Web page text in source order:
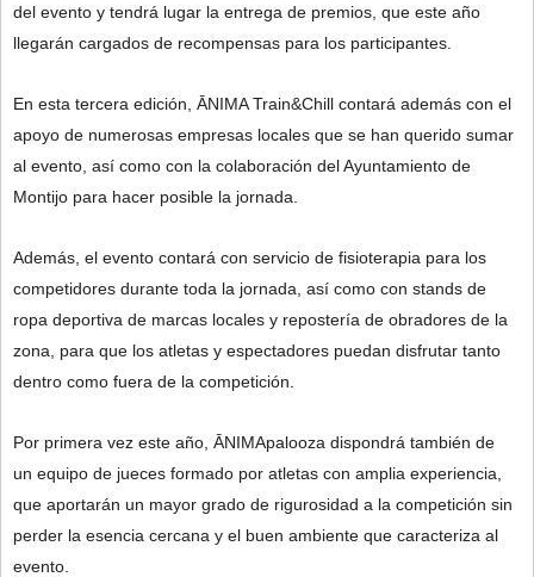
del evento y tendrá lugar la entrega de premios, que este año
llegarán cargados de recompensas para los participantes.
En esta tercera edición, ĀNIMA Train&Chill contará además con el
apoyo de numerosas empresas locales que se han querido sumar
al evento, así como con la colaboración del Ayuntamiento de
Montijo para hacer posible la jornada.
Además, el evento contará con servicio de fisioterapia para los
competidores durante toda la jornada, así como con stands de
ropa deportiva de marcas locales y repostería de obradores de la
zona, para que los atletas y espectadores puedan disfrutar tanto
dentro como fuera de la competición.
Por primera vez este año, ĀNIMApalooza dispondrá también de
un equipo de jueces formado por atletas con amplia experiencia,
que aportarán un mayor grado de rigurosidad a la competición sin
perder la esencia cercana y el buen ambiente que caracteriza al
evento.